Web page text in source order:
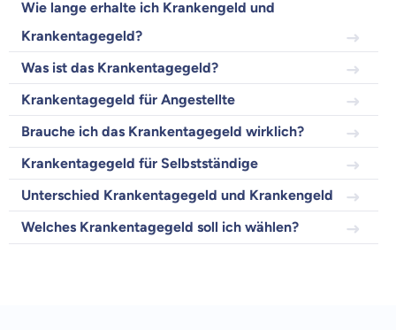
Wie lange erhalte ich Krankengeld und
Krankentagegeld?
Was ist das Krankentagegeld?
Krankentagegeld für Angestellte
Brauche ich das Krankentagegeld wirklich?
Krankentagegeld für Selbstständige
Unterschied Krankentagegeld und Krankengeld
Welches Krankentagegeld soll ich wählen?
Wir helfen dir dabei Unterschiede in
Versicherungen zu verstehen
Wozu dürfen wir dich beraten?
Versicherungsprodukt wählen
Krankenvoll
Versicherung